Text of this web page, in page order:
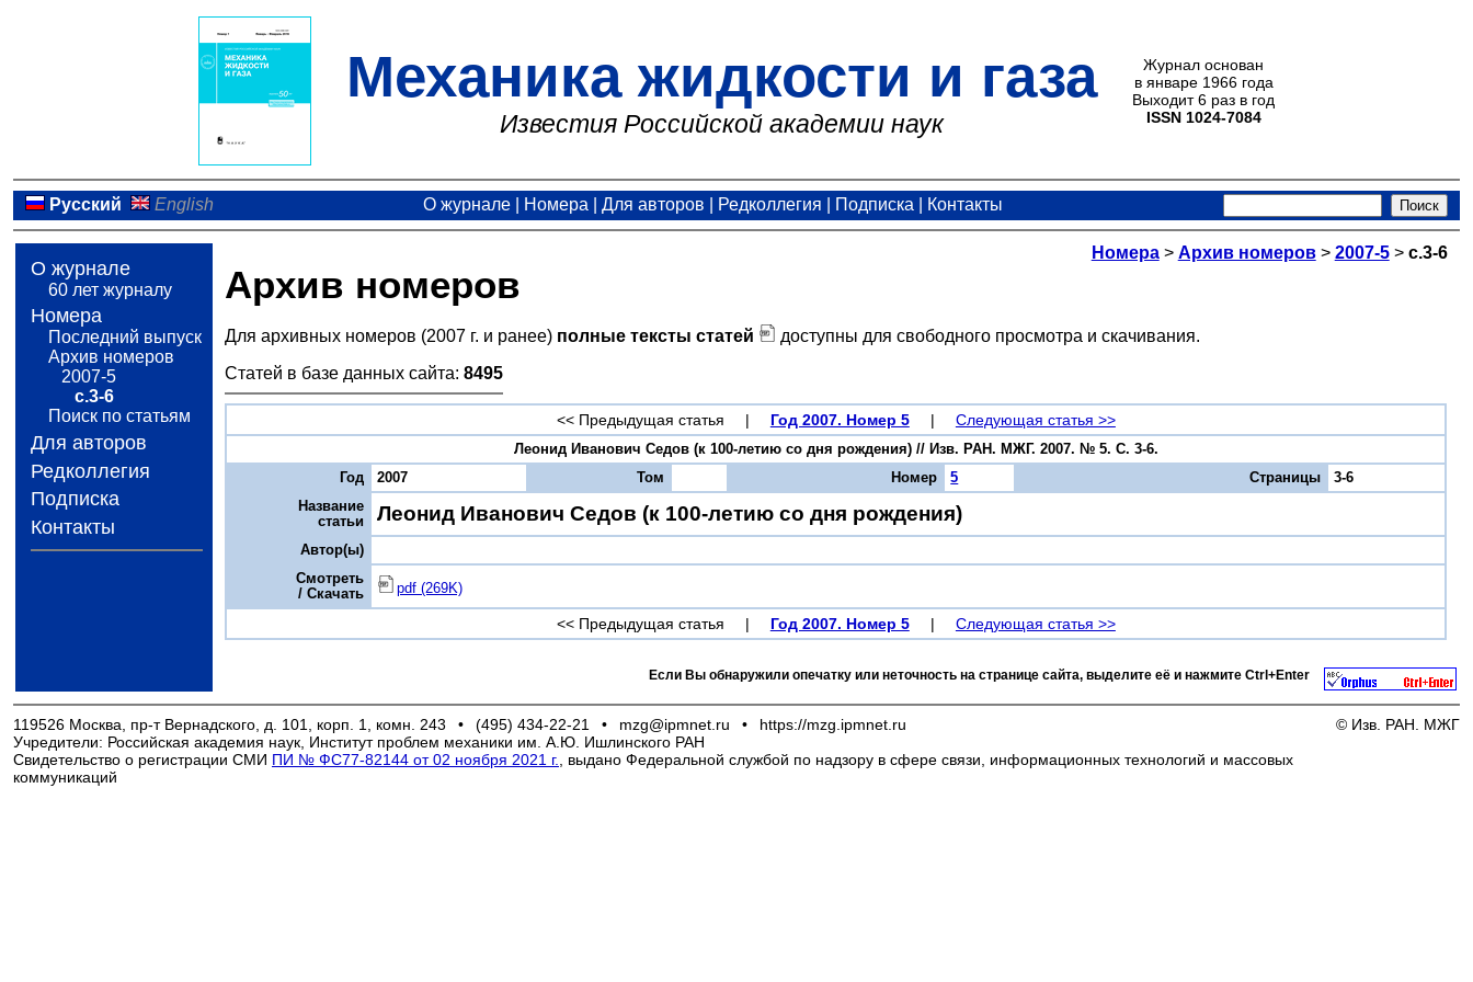
Механика жидкости и газа
Известия Российской академии наук
Журнал основан
в январе 1966 года
Выходит 6 раз в год
ISSN 1024-7084
Русский English О журнале Номера Для авторов Редколлегия Подписка Контакты
О журнале
60 лет журналу
Номера
Последний выпуск
Архив номеров
2007-5
с.3-6
Поиск по статьям
Для авторов
Редколлегия
Подписка
Контакты
Номера> Архив номеров> 2007-5> с.3-6
Архив номеров
Для архивных номеров (2007 г. и ранее) полные тексты статей
доступны для свободного просмотра и скачивания.
Статей в базе данных сайта: 8495
<< Предыдущая статья | Год 2007. Номер 5 | Следующая статья >>
Леонид Иванович Седов (к 100-летию со дня рождения) // Изв. РАН. МЖГ. 2007. № 5. С. 3-6.
Год
2007 Том Номер 5 Страницы
3-6
Название
статьи
Леонид Иванович Седов (к 100-летию со дня рождения)
Автор(ы)
Смотреть
/ Скачать
pdf (269K)
<< Предыдущая статья | Год 2007. Номер 5 | Следующая статья >>
Если Вы обнаружили опечатку или неточность на странице сайта, выделите её и нажмите Ctrl+Enter
119526 Москва, пр-т Вернадского, д. 101, корп. 1, комн. 243 • (495) 434-22-21 • mzg@ipmnet.ru •
https://mzg.ipmnet.ru
Учредители: Российская академия наук, Институт проблем механики им. А.Ю. Ишлинского РАН
Свидетельство о регистрации СМИ ПИ № ФС77-82144 от 02 ноября 2021 г.
, выдано Федеральной службой по надзору в сфере связи, информационных технологий и массовых
коммуникаций
© Изв. РАН. МЖГ